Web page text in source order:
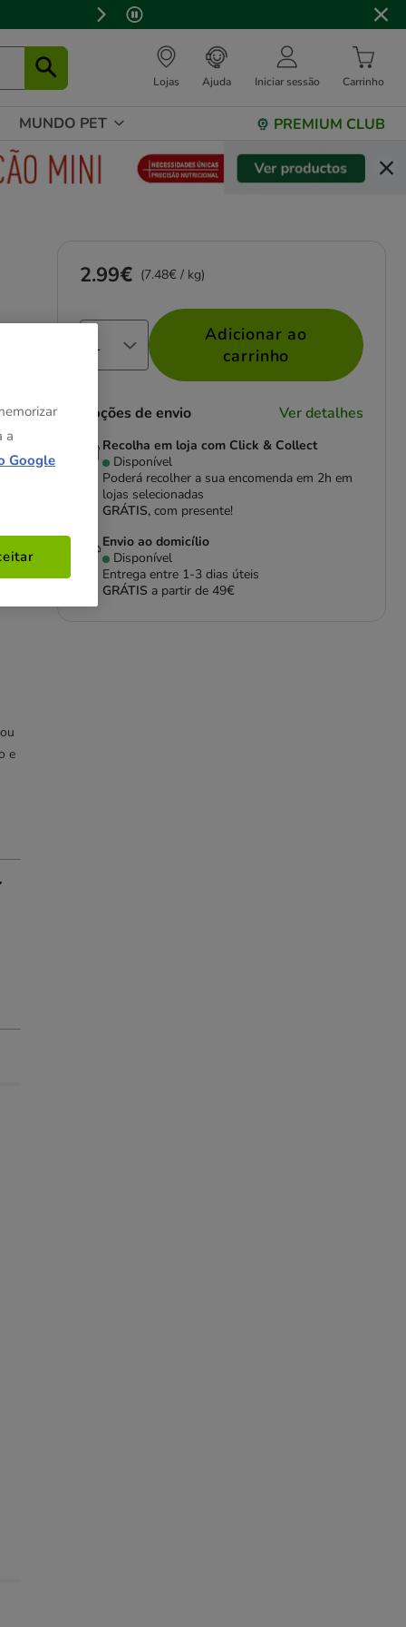
Lojas Ajuda Iniciar sessão Carrinho
MUNDO PET PREMIUM CLUB
e
Preço 2.99€, 7.48 EUR por kg
2.99€ (7.48€ / kg)
Adicionar ao
carrinho
Opções de envio Ver detalhes
Recolha em loja com Click & Collect
Disponível
Poderá recolher a sua encomenda em 2h em
lojas selecionadas
GRÁTIS,com presente!
Envio ao domicílio
Disponível
Entrega entre 1-3 dias úteis
GRÁTIS a partir de 49€
a
Google